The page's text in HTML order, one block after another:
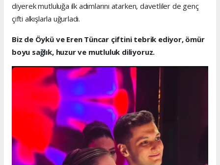
diyerek mutluluğa ilk adımlarını atarken, davetliler de genç
çifti alkışlarla uğurladı.
Biz de Öykü ve Eren Tüncar çiftini tebrik ediyor, ömür
boyu sağlık, huzur ve mutluluk diliyoruz.